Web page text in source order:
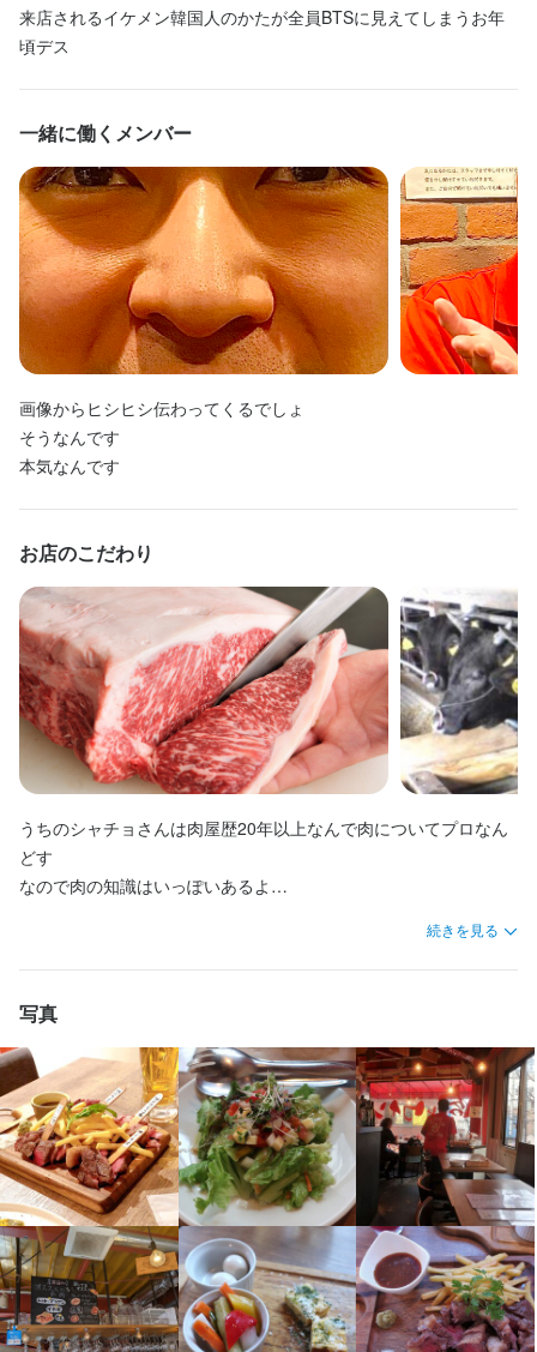
来店されるイケメン韓国人のかたが全員BTSに見えてしまうお年
頃デス
一緒に働くメンバー
画像からヒシヒシ伝わってくるでしょ
そうなんです
本気なんです
お店のこだわり
うちのシャチョさんは肉屋歴20年以上なんで肉についてプロなん
どす
なので肉の知識はいっぽいあるよ
続きを見る
写真